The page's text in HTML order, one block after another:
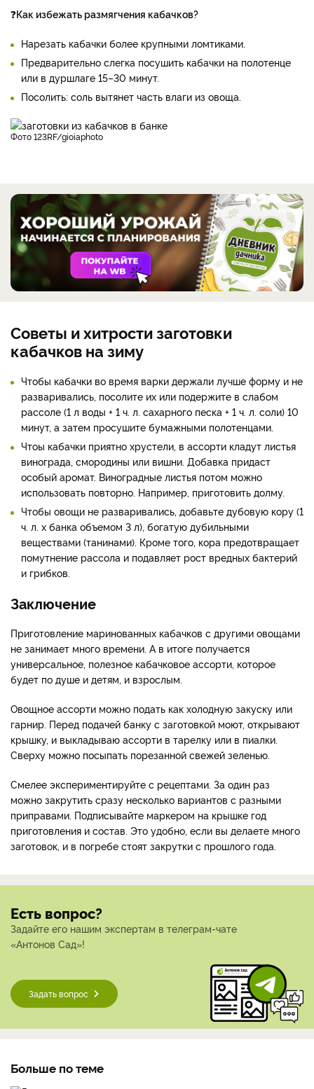
❓Как избежать размягчения кабачков?
Нарезать кабачки более крупными ломтиками.
Предварительно слегка посушить кабачки на полотенце
или в дуршлаге 15–30 минут.
Посолить: соль вытянет часть влаги из овоща.
фото 123RF/gioiaphoto
Советы и хитрости заготовки
кабачков на зиму
Чтобы кабачки во время варки держали лучше форму и не
разваривались, посолите их или подержите в слабом
рассоле (1 л воды + 1 ч. л. сахарного песка + 1 ч. л. соли) 10
минут, а затем просушите бумажными полотенцами.
Чтоы кабачки приятно хрустели, в ассорти кладут листья
винограда, смородины или вишни. Добавка придаст
особый аромат. Виноградные листья потом можно
использовать повторно. Например, приготовить долму.
Чтобы овощи не разваривались, добавьте дубовую кору (1
ч. л. х банка объемом 3 л), богатую дубильными
веществами (танинами). Кроме того, кора предотвращает
помутнение рассола и подавляет рост вредных бактерий
и грибков.
Заключение
Приготовление маринованных кабачков с другими овощами
не занимает много времени. А в итоге получается
универсальное, полезное кабачковое ассорти, которое
будет по душе и детям, и взрослым.
Овощное ассорти можно подать как холодную закуску или
гарнир. Перед подачей банку с заготовкой моют, открывают
крышку, и выкладываю ассорти в тарелку или в пиалки.
Сверху можно посыпать порезанной свежей зеленью.
Смелее экспериментируйте с рецептами. За один раз
можно закрутить сразу несколько вариантов с разными
приправами. Подписывайте маркером на крышке год
приготовления и состав. Это удобно, если вы делаете много
заготовок, и в погребе стоят закрутки с прошлого года.
Есть вопрос?
Задайте его нашим экспертам в телеграм-чате
«Антонов Сад»!
Задать вопрос
Больше по теме